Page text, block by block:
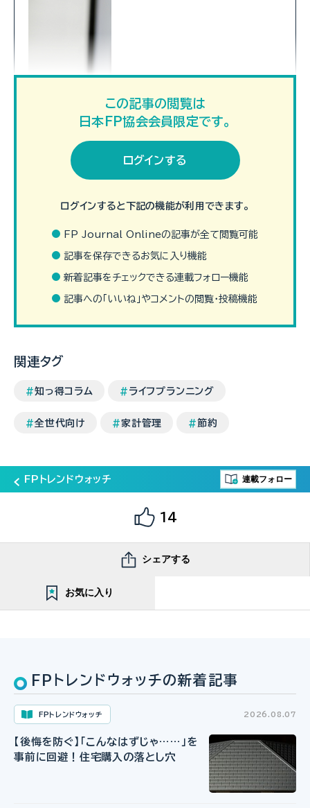
ダークパターンとは、利用者の注意をそらしたり、誤解を生じさせ
たりするように設計されたウェブサイトやアプリのデザインを指し
ます。消費者が気付かぬうちにより金銭を多く支出させたり、…
この記事の閲覧は
日本FP協会会員限定です。
ログインする
ログインすると下記の機能が利用できます。
FP Journal Onlineの記事が全て閲覧可能
記事を保存できるお気に入り機能
新着記事をチェックできる連載フォロー機能
記事への「いいね」やコメントの閲覧・投稿機能
関連タグ
知っ得コラム ライフプランニング
全世代向け 家計管理 節約
FPトレンドウォッチ 連載フォロー
14
シェアする
お気に入り
FPトレンドウォッチの新着記事
FPトレンドウォッチ 2026.08.07
【後悔を防ぐ】「こんなはずじゃ……」を
事前に回避！住宅購入の落とし穴